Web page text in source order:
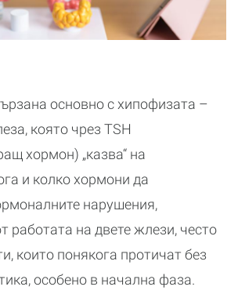
основно с хипофизата –
която чрез TSH
хормон) „казва“ на
и колко хормони да
нарушения,
работата на двете жлези, често
които понякога протичат без
особено в начална фаза.